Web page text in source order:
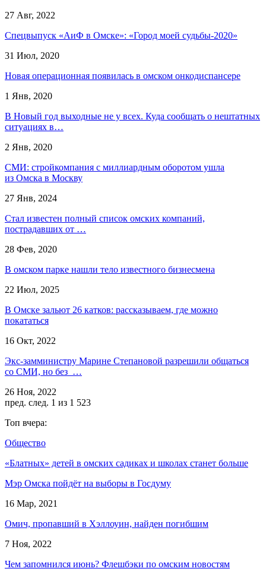
27 Авг, 2022
Спецвыпуск «АиФ в Омске»: «Город моей судьбы-2020»
31 Июл, 2020
Новая операционная появилась в омском онкодиспансере
1 Янв, 2020
В Новый год выходные не у всех. Куда сообщать о нештатных
ситуациях в…
2 Янв, 2020
СМИ: стройкомпания с миллиардным оборотом ушла
из Омска в Москву
27 Янв, 2024
Стал известен полный список омских компаний,
пострадавших от …
28 Фев, 2020
В омском парке нашли тело известного бизнесмена
22 Июл, 2025
В Омске зальют 26 катков: рассказываем, где можно
покататься
16 Окт, 2022
Экс-замминистру Марине Степановой разрешили общаться
со СМИ, но без …
26 Ноя, 2022
пред. след. 1 из 1 523
Топ вчера:
Общество
«Блатных» детей в омских садиках и школах станет больше
Мэр Омска пойдёт на выборы в Госдуму
16 Мар, 2021
Омич, пропавший в Хэллоуин, найден погибшим
7 Ноя, 2022
Чем запомнился июнь? Флешбэки по омским новостям